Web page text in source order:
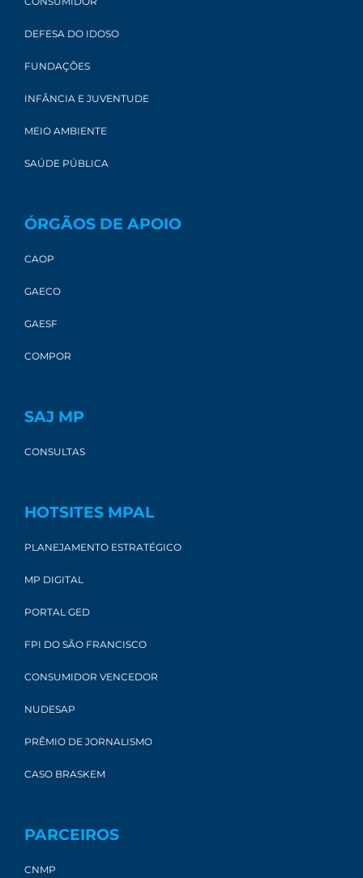
DEFESA DO IDOSO
FUNDAÇÕES
INFÂNCIA E JUVENTUDE
MEIO AMBIENTE
SAÚDE PÚBLICA
ÓRGÃOS DE APOIO
CAOP
GAECO
GAESF
COMPOR
SAJ MP
CONSULTAS
HOTSITES MPAL
PLANEJAMENTO ESTRATÉGICO
MP DIGITAL
PORTAL GED
FPI DO SÃO FRANCISCO
CONSUMIDOR VENCEDOR
NUDESAP
PRÊMIO DE JORNALISMO
CASO BRASKEM
PARCEIROS
CNMP